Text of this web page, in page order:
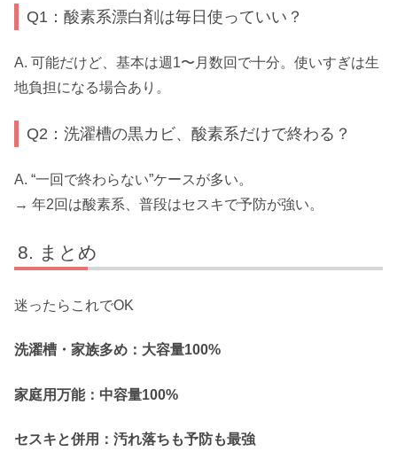
Q1：酸素系漂白剤は毎日使っていい？
A. 可能だけど、基本は週1〜月数回で十分。使いすぎは生
地負担になる場合あり。
Q2：洗濯槽の黒カビ、酸素系だけで終わる？
A. “一回で終わらない”ケースが多い。
→ 年2回は酸素系、普段はセスキで予防が強い。
まとめ
迷ったらこれでOK
洗濯槽・家族多め：大容量100%
家庭用万能：中容量100%
セスキと併用：汚れ落ちも予防も最強